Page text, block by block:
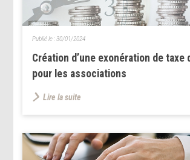
Création d’une exonération de taxe
pour les associations
Publié le :30/01/2024
Lire la suite